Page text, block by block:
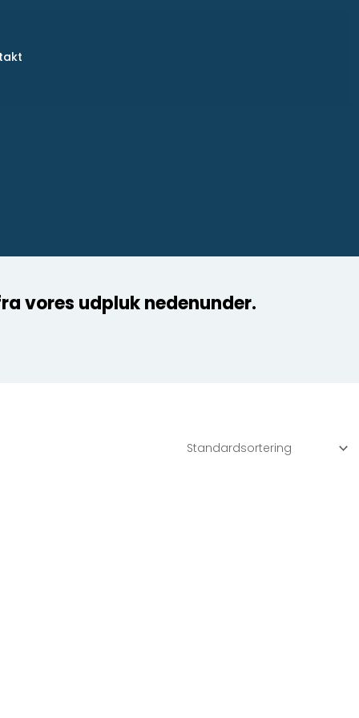
vores udpluk nedenunder.